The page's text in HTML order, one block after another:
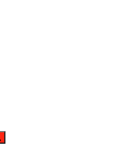
Надым. Ямало-Ненецкий